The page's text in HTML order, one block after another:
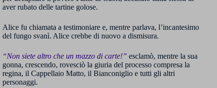
aver rubato delle tartine golose.
Alice fu chiamata a testimoniare e, mentre parlava, l’incantesimo
del fungo svanì. Alice crebbe di nuovo a dismisura.
“Non siete altro che un mazzo di carte!” esclamò, mentre la sua
gonna, crescendo, rovesciò la giuria del processo compresa la
regina, il Cappellaio Matto, il Bianconiglio e tutti gli altri
personaggi.